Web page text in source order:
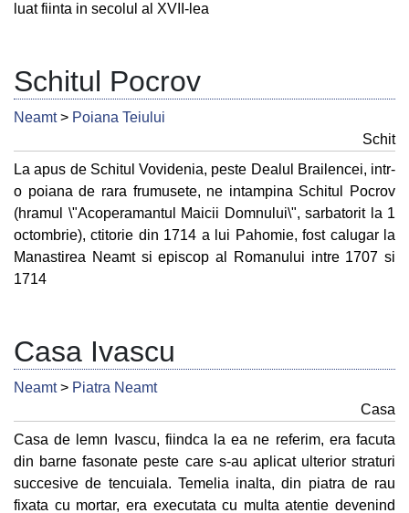
luat fiinta in secolul al XVII-lea
Schitul Pocrov
Neamt> Poiana Teiului
Schit
La apus de Schitul Vovidenia, peste Dealul Brailencei, intr-
o poiana de rara frumusete, ne intampina Schitul Pocrov
(hramul \"Acoperamantul Maicii Domnului\", sarbatorit la 1
octombrie), ctitorie din 1714 a lui Pahomie, fost calugar la
Manastirea Neamt si episcop al Romanului intre 1707 si
1714
Casa Ivascu
Neamt> Piatra Neamt
Casa
Casa de lemn Ivascu, fiindca la ea ne referim, era facuta
din barne fasonate peste care s-au aplicat ulterior straturi
succesive de tencuiala. Temelia inalta, din piatra de rau
fixata cu mortar, era executata cu multa atentie devenind